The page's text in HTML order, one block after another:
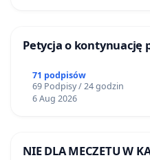
Petycja o kontynuację
71 podpisów
69 Podpisy / 24 godzin
6 Aug 2026
NIE DLA MECZETU W